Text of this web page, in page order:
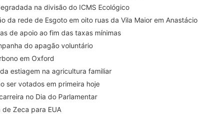
na divisão do ICMS Ecológico
da rede de Esgoto em oito ruas da Vila Maior em Anastácio
de apoio ao fim das taxas mínimas
do apagão voluntário
em Oxford
estiagem na agricultura familiar
ser votados em primeira hoje
no Dia do Parlamentar
Zeca para EUA